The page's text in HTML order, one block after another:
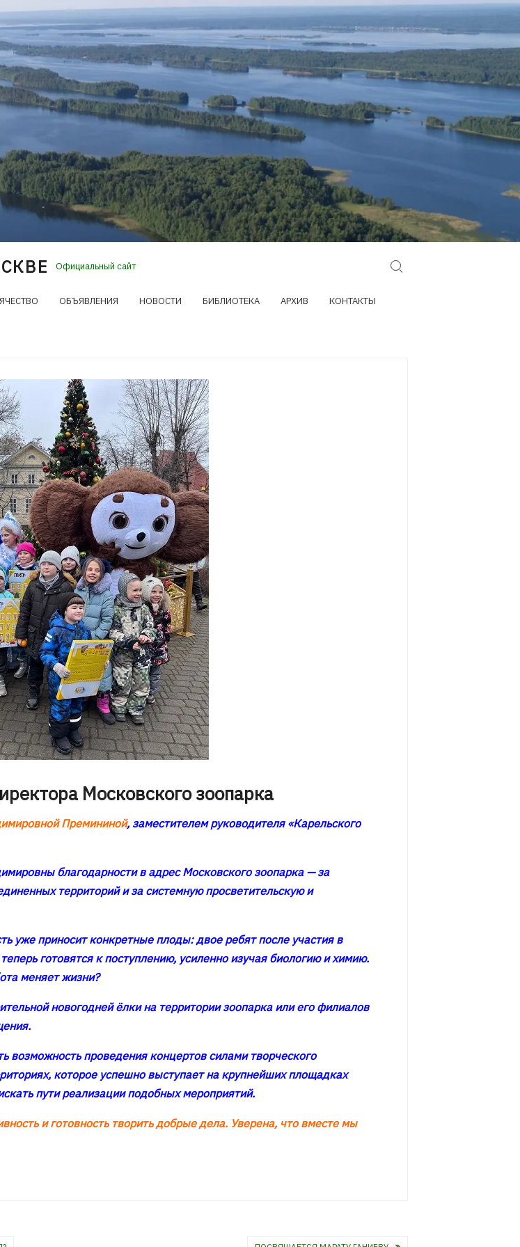
Официальный сайт
ОБЪЯВЛЕНИЯ НОВОСТИ БИБЛИОТЕКА АРХИВ КОНТАКТЫ
Search for:
Московского зоопарка
Премининой, заместителем руководителя «Карельского
благодарности в адрес Московского зоопарка — за
территорий и за системную просветительскую и
уже приносит конкретные плоды: двое ребят после участия в
готовятся к поступлению, усиленно изучая биологию и химию.
меняет жизни?
новогодней ёлки на территории зоопарка или его филиалов
возможность проведения концертов силами творческого
которое успешно выступает на крупнейших площадках
пути реализации подобных мероприятий.
и готовность творить добрые дела. Уверена, что вместе мы